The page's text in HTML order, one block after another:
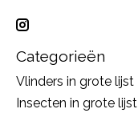
Categorieën
Vlinders in grote lijst
Insecten in grote lijst